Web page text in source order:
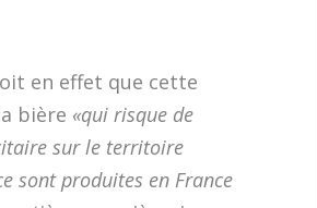
en effet que cette
bière «qui risque de
sur le territoire
sont produites en France